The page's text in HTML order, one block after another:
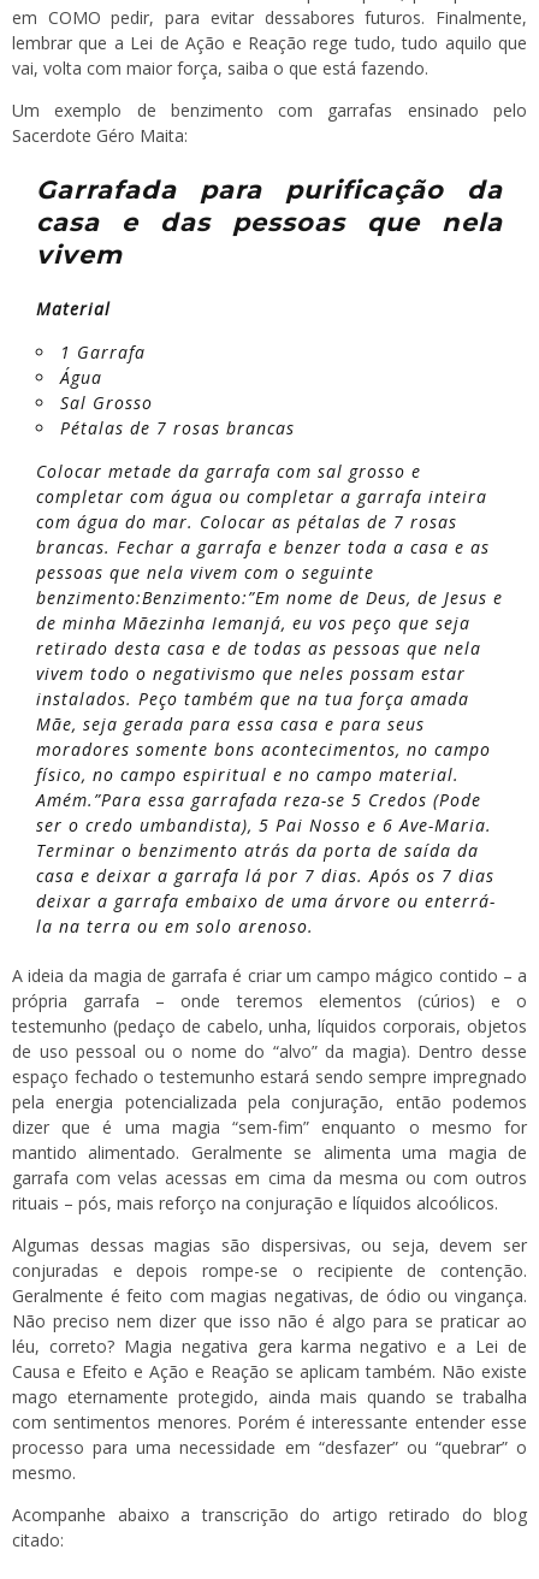
em COMO pedir, para evitar dessabores futuros. Finalmente,
lembrar que a Lei de Ação e Reação rege tudo, tudo aquilo que
vai, volta com maior força, saiba o que está fazendo.
Um exemplo de benzimento com garrafas ensinado pelo
Sacerdote Géro Maita:
Garrafada para purificação da
casa e das pessoas que nela
vivem
Material
1 Garrafa
Água
Sal Grosso
Pétalas de 7 rosas brancas
Colocar metade da garrafa com sal grosso e
completar com água ou completar a garrafa inteira
com água do mar. Colocar as pétalas de 7 rosas
brancas. Fechar a garrafa e benzer toda a casa e as
pessoas que nela vivem com o seguinte
benzimento:Benzimento:”Em nome de Deus, de Jesus e
de minha Mãezinha Iemanjá, eu vos peço que seja
retirado desta casa e de todas as pessoas que nela
vivem todo o negativismo que neles possam estar
instalados. Peço também que na tua força amada
Mãe, seja gerada para essa casa e para seus
moradores somente bons acontecimentos, no campo
físico, no campo espiritual e no campo material.
Amém.”Para essa garrafada reza-se 5 Credos (Pode
ser o credo umbandista), 5 Pai Nosso e 6 Ave-Maria.
Terminar o benzimento atrás da porta de saída da
casa e deixar a garrafa lá por 7 dias. Após os 7 dias
deixar a garrafa embaixo de uma árvore ou enterrá-
la na terra ou em solo arenoso.
A ideia da magia de garrafa é criar um campo mágico contido – a
própria garrafa – onde teremos elementos (cúrios) e o
testemunho (pedaço de cabelo, unha, líquidos corporais, objetos
de uso pessoal ou o nome do “alvo” da magia). Dentro desse
espaço fechado o testemunho estará sendo sempre impregnado
pela energia potencializada pela conjuração, então podemos
dizer que é uma magia “sem-fim” enquanto o mesmo for
mantido alimentado. Geralmente se alimenta uma magia de
garrafa com velas acessas em cima da mesma ou com outros
rituais – pós, mais reforço na conjuração e líquidos alcoólicos.
Algumas dessas magias são dispersivas, ou seja, devem ser
conjuradas e depois rompe-se o recipiente de contenção.
Geralmente é feito com magias negativas, de ódio ou vingança.
Não preciso nem dizer que isso não é algo para se praticar ao
léu, correto? Magia negativa gera karma negativo e a Lei de
Causa e Efeito e Ação e Reação se aplicam também. Não existe
mago eternamente protegido, ainda mais quando se trabalha
com sentimentos menores. Porém é interessante entender esse
processo para uma necessidade em “desfazer” ou “quebrar” o
mesmo.
Acompanhe abaixo a transcrição do artigo retirado do blog
citado: